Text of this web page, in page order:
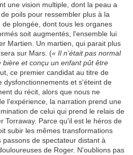
une vision multiple, dont la peau a
poils pour ressembler plus à la
plongée, dont tous les organes
soit augmentés, l'ensemble lui
Martien. Un martien, qui parait plus
sur Mars. (« Il n’était pas normal
bière et conçu un enfant pût être
ce premier candidat au titre de
dysfonctionnements et s'éteint de
du récit, alors que nous ne
l'expérience, la narration prend une
de celui qui prend le relais de
Torraway. Parce qu'il est le héros de
subir les mêmes transformations
de spectateur distant à
de Roger. N'oublions pas